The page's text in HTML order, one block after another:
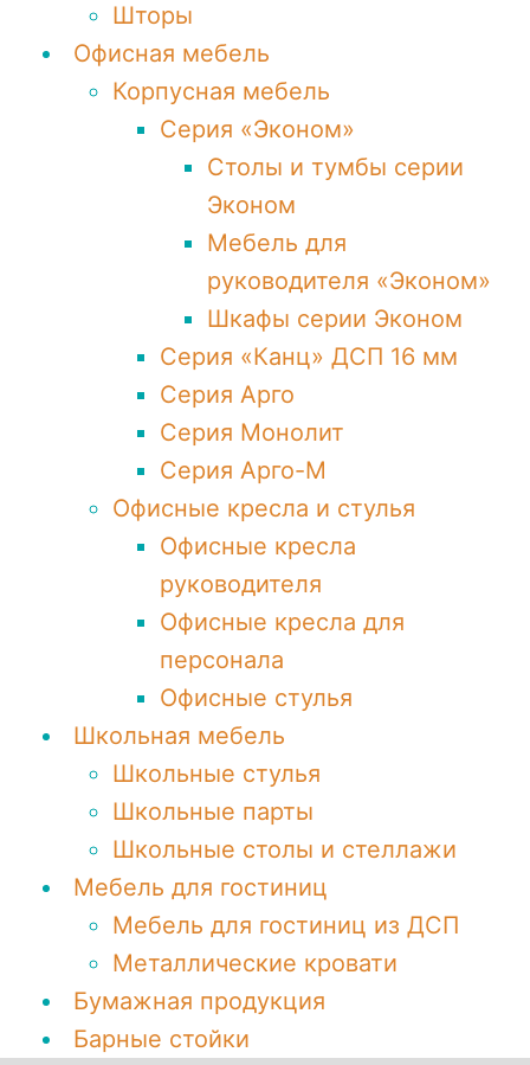
Шторы
Офисная мебель
Корпусная мебель
Серия «Эконом»
Столы и тумбы серии
Эконом
Мебель для
руководителя «Эконом»
Шкафы серии Эконом
Серия «Канц» ДСП 16 мм
Серия Арго
Серия Монолит
Серия Арго-М
Офисные кресла и стулья
Офисные кресла
руководителя
Офисные кресла для
персонала
Офисные стулья
Школьная мебель
Школьные стулья
Школьные парты
Школьные столы и стеллажи
Мебель для гостиниц
Мебель для гостиниц из ДСП
Металлические кровати
Бумажная продукция
Барные стойки